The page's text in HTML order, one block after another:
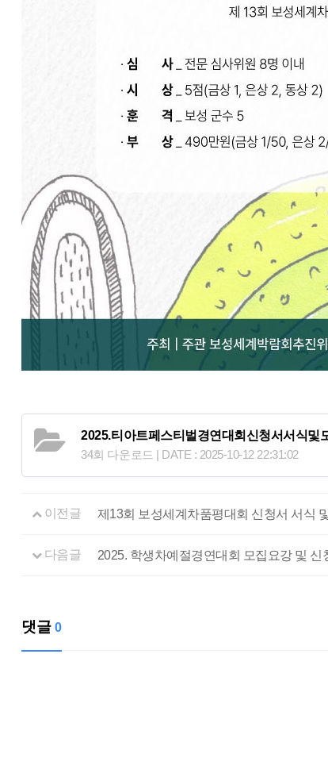
2025.티아트페스티벌경연대회신청서서식및
34회 다운로드 | DATE : 2025-10-12 22:31:02
이전글 제13회 보성세계차품평대회 신청서 서식
다음글 2025. 학생차예절경연대회 모집요강 및 신
댓글0